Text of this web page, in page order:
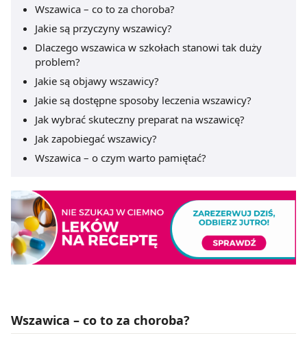
Wszawica – co to za choroba?
Jakie są przyczyny wszawicy?
Dlaczego wszawica w szkołach stanowi tak duży
problem?
Jakie są objawy wszawicy?
Jakie są dostępne sposoby leczenia wszawicy?
Jak wybrać skuteczny preparat na wszawicę?
Jak zapobiegać wszawicy?
Wszawica – o czym warto pamiętać?
Wszawica – co to za choroba?